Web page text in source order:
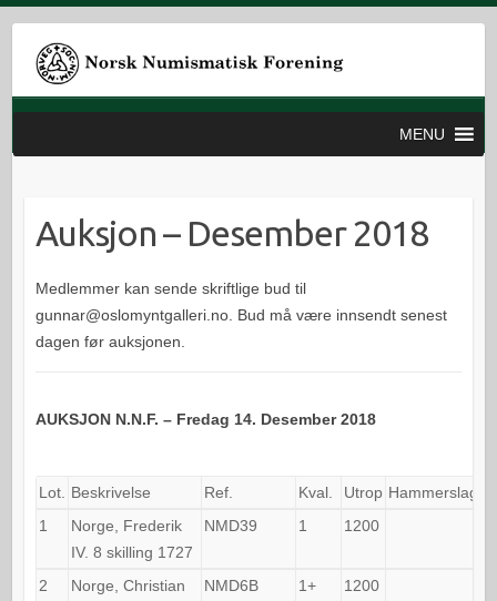
MENU
Auksjon – Desember 2018
Medlemmer kan sende skriftlige bud til
gunnar@oslomyntgalleri.no. Bud må være innsendt senest
dagen før auksjonen.
AUKSJON N.N.F. – Fredag 14. Desember 2018
Lot. Beskrivelse Ref. Kval. Utrop Hammerslag
1
Norge, Frederik
IV. 8 skilling 1727
NMD39 1 1200
2
Norge, Christian
NMD6B 1+ 1200